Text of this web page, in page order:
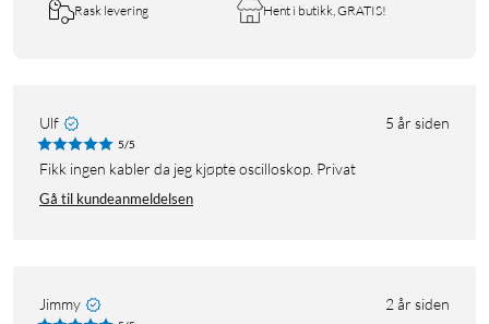
Rask levering Hent i butikk, GRATIS!
Ulf 5 år siden
5/5
Fikk ingen kabler da jeg kjøpte oscilloskop. Privat
Gå til kundeanmeldelsen
Jimmy 2 år siden